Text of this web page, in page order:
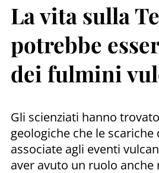
La vita sulla
potrebbe
dei fulmini
Gli scienziati hanno
geologiche che le
associate agli eventi
aver avuto un ruolo anche